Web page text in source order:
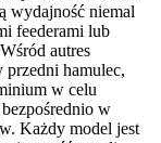
wydajność niemal
feederami lub
autres
przedni hamulec,
w celu
w
Każdy model jest